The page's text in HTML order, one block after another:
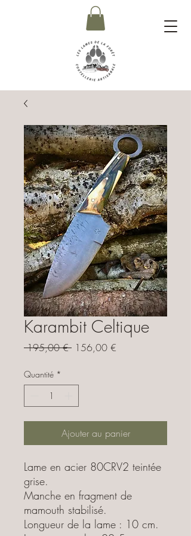
Karambit Celtique
195,00 € Prix
156,00 €
Quantité *
Ajouter au panier
Lame en acier 80CRV2 teintée
grise.
Manche en fragment de
mamouth stabilisé.
Longueur de la lame : 10 cm.